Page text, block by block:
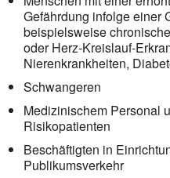
Gefährdung infolge einer
beispielsweise
oder Herz-Kreislauf-
Nierenkrankheiten,
Schwangeren
Medizinischem Personal
Risikopatienten
Beschäftigten in
Publikumsverkehr